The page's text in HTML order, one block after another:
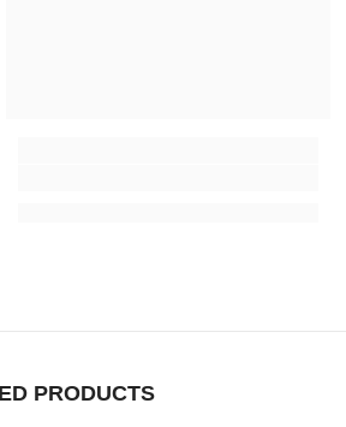
PRODUCTS